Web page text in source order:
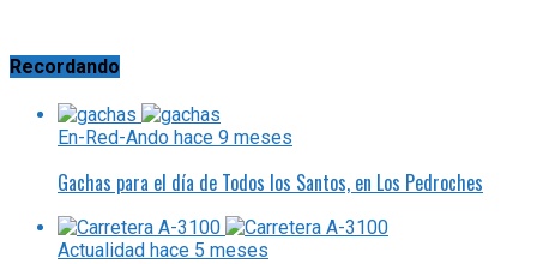
Recordando
En-Red-Ando hace 9 meses
Gachas para el día de Todos los Santos, en Los Pedroches
Actualidad hace 5 meses